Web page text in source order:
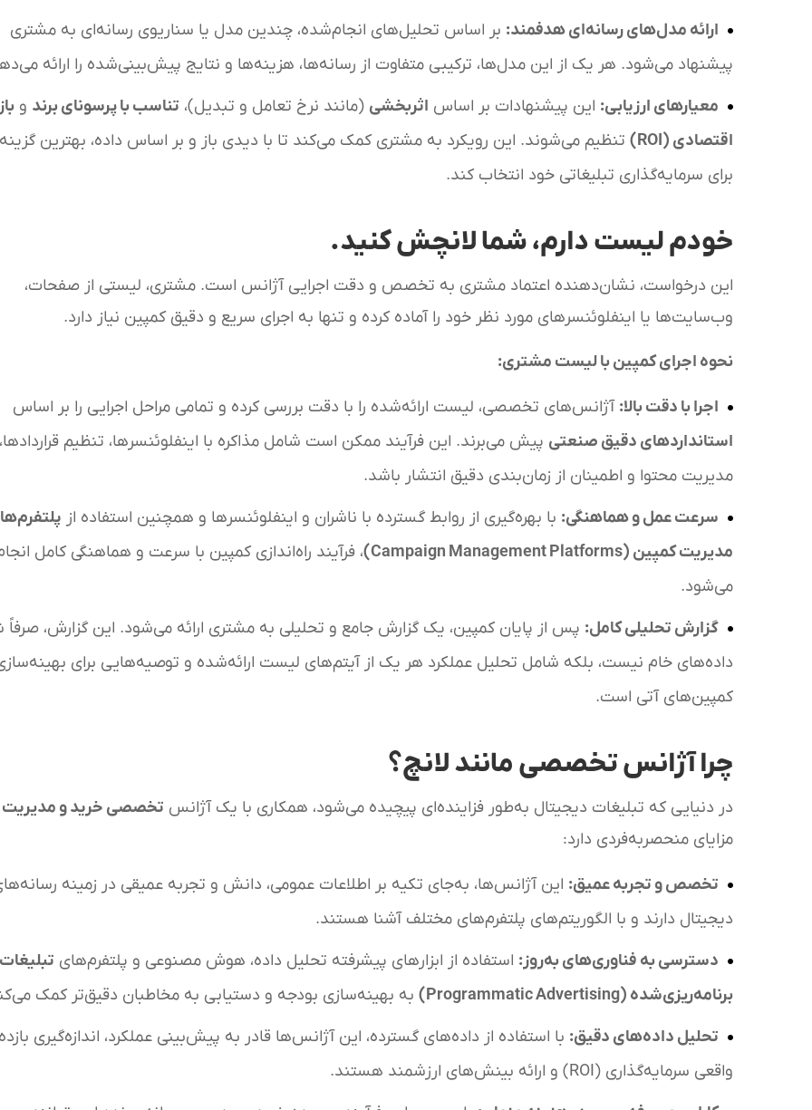
ارائه مدل‌های رسانه‌ای هدفمند: بر اساس تحلیل‌های انجام‌شده، چندین مدل یا سناریوی رسانه‌ای به مشتری
پیشنهاد می‌شود. هر یک از این مدل‌ها، ترکیبی متفاوت از رسانه‌ها، هزینه‌ها و نتایج پیش‌بینی‌شده را ارائه
معیارهای ارزیابی: این پیشنهادات بر اساس اثربخشی (مانند نرخ تعامل و تبدیل)، تناسب با پرسونای برند و
اقتصادی (ROI)
تنظیم می‌شوند. این رویکرد به مشتری کمک می‌کند تا با دیدی باز و بر اساس داده، بهترین گزینه
برای سرمایه‌گذاری تبلیغاتی خود انتخاب کند.
خودم لیست دارم، شما لانچش کنید.
این درخواست، نشان‌دهنده اعتماد مشتری به تخصص و دقت اجرایی آژانس است. مشتری، لیستی از صفحات،
وب‌سایت‌ها یا اینفلوئنسرهای مورد نظر خود را آماده کرده و تنها به اجرای سریع و دقیق کمپین نیاز دارد.
نحوه اجرای کمپین با لیست مشتری:
اجرا با دقت بالا: آژانس‌های تخصصی، لیست ارائه‌شده را با دقت بررسی کرده و تمامی مراحل اجرایی را بر اساس
استانداردهای دقیق صنعتی پیش می‌برند. این فرآیند ممکن است شامل مذاکره با اینفلوئنسرها، تنظیم قراردادها،
مدیریت محتوا و اطمینان از زمان‌بندی دقیق انتشار باشد.
سرعت عمل و هماهنگی: با بهره‌گیری از روابط گسترده با ناشران و اینفلوئنسرها و همچنین استفاده از
مدیریت کمپین (Campaign Management Platforms)
، فرآیند راه‌اندازی کمپین با سرعت و هماهنگی کامل
می‌شود.
گزارش تحلیلی کامل: پس از پایان کمپین، یک گزارش جامع و تحلیلی به مشتری ارائه می‌شود. این گزارش، صرفاً
داده‌های خام نیست، بلکه شامل تحلیل عملکرد هر یک از آیتم‌های لیست ارائه‌شده و توصیه‌هایی برای
کمپین‌های آتی است.
چرا آژانس تخصصی مانند لانچ؟
در دنیایی که تبلیغات دیجیتال به‌طور فزاینده‌ای پیچیده می‌شود، همکاری با یک آژانس تخصصی خرید و مدیریت
مزایای منحصربه‌فردی دارد:
تخصص و تجربه عمیق: این آژانس‌ها، به‌جای تکیه بر اطلاعات عمومی، دانش و تجربه عمیقی در زمینه
دیجیتال دارند و با الگوریتم‌های پلتفرم‌های مختلف آشنا هستند.
دسترسی به فناوری‌های به‌روز: استفاده از ابزارهای پیشرفته تحلیل داده، هوش مصنوعی و پلتفرم‌های تبلیغات
برنامه‌ریزی‌شده (Programmatic Advertising)
به بهینه‌سازی بودجه و دستیابی به مخاطبان دقیق‌تر کمک
تحلیل داده‌های دقیق: با استفاده از داده‌های گسترده، این آژانس‌ها قادر به پیش‌بینی عملکرد، اندازه‌گیری بازده
واقعی سرمایه‌گذاری (ROI) و ارائه بینش‌های ارزشمند هستند.